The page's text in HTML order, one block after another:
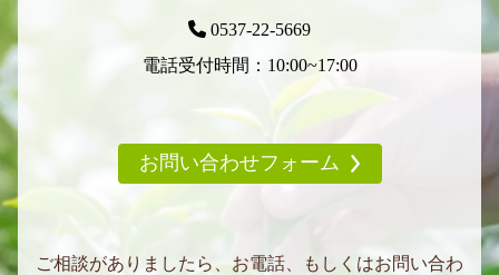
0537-22-5669
電話受付時間：10:00~17:00
お問い合わせフォーム
ご相談がありましたら、お電話、もしくはお問い合わ